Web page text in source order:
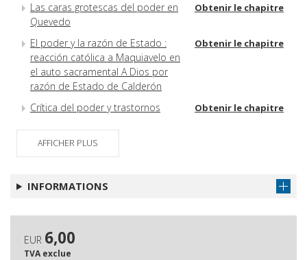
Las caras grotescas del poder en
Quevedo
Obtenir le chapitre
El poder y la razón de Estado :
reacción católica a Maquiavelo en
el auto sacramental A Dios por
razón de Estado de Calderón
Obtenir le chapitre
Crítica del poder y trastornos
Obtenir le chapitre
Poder, derecho y moral en los
Estado entre rebelión y
contra los herejes? : la crítica
hispana ante la política exterior
AFFICHER PLUS
INFORMATIONS
EUR 6,00
TVA exclue